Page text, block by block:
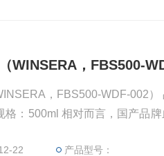
WINSERA，FBS500-
，FBS500-WDF-002
22 产品型号：